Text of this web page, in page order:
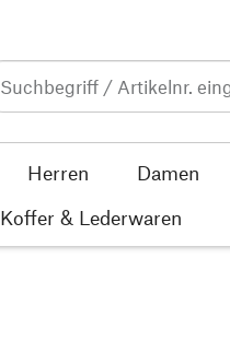
Herren Damen
Koffer & Lederwaren